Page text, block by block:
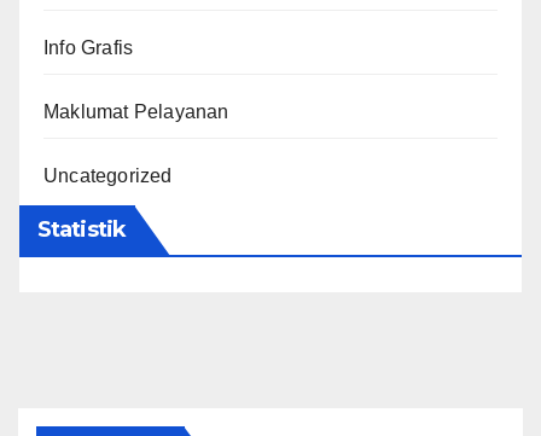
Info Grafis
Maklumat Pelayanan
Uncategorized
Statistik